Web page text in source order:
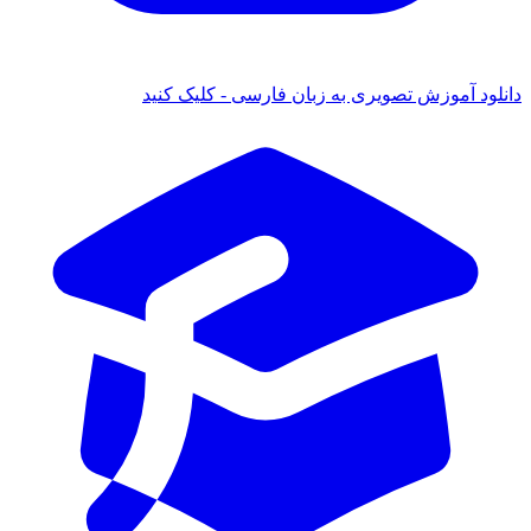
آموزش تصویری به زبان فارسی - کلیک کنید